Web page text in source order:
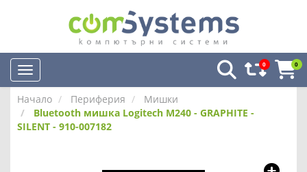
0 0
Начало Периферия
Мишки
Bluetooth мишка Logitech M240 - GRAPHITE -
SILENT - 910-007182